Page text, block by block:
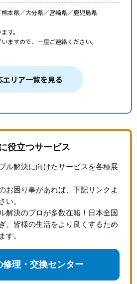
す。
ますので、一度ご連絡ください。
エリア一覧を見る
熊本県／大分県／宮崎県／鹿児島県
役立つサービス
ル解決に向けたサービスを各種展
お困り事があれば、下記リンクよ
い。
解決のプロが多数在籍！日本全国
、皆様の生活をより良くするため
す。
修理・交換センター